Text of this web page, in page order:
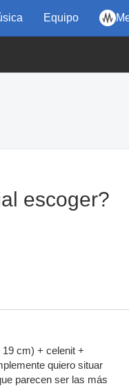
Equipo
escoger?
19 cm) + celenit +
quiero situar
parecen ser las más